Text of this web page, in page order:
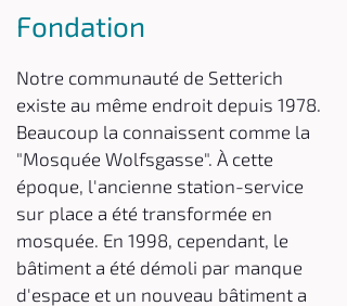
Fondation
Notre communauté de Setterich
existe au même endroit depuis 1978.
Beaucoup la connaissent comme la
"Mosquée Wolfsgasse". À cette
époque, l'ancienne station-service
sur place a été transformée en
mosquée. En 1998, cependant, le
bâtiment a été démoli par manque
d'espace et un nouveau bâtiment a